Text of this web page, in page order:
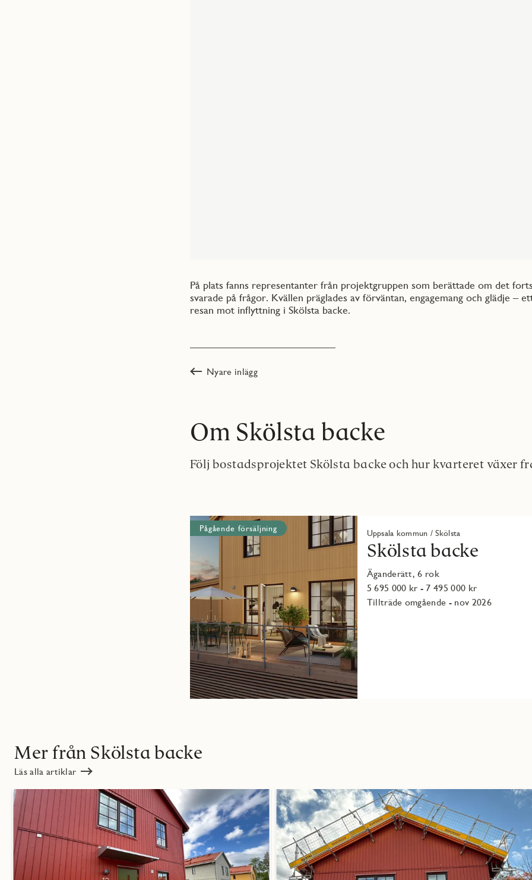
På plats fanns representanter från projektgruppen som berättade om det
svarade på frågor. Kvällen präglades av förväntan, engagemang och glädje –
resan mot inflyttning i Skölsta backe.
Nyare inlägg
Om Skölsta backe
Följ bostadsprojektet Skölsta backe och hur kvarteret växer
Pågående försäljning Uppsala kommun / Skölsta
Skölsta backe
Äganderätt, 6 rok
5 695 000 kr - 7 495 000 kr
Tillträde omgående - nov 2026
Mer från Skölsta backe
Läs alla artiklar